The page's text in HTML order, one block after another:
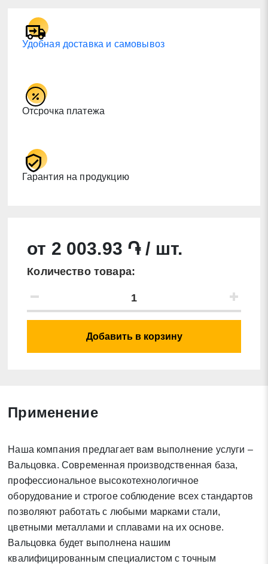
Поиск
Удобная доставка и самовывоз
Отсрочка платежа
Гарантия на продукцию
от 2 003.93 ֏ / шт.
Количество товара:
Добавить в корзину
Применение
Наша компания предлагает вам выполнение услуги –
Вальцовка. Современная производственная база,
профессиональное высокотехнологичное
оборудование и строгое соблюдение всех стандартов
позволяют работать с любыми марками стали,
цветными металлами и сплавами на их основе.
Вальцовка будет выполнена нашим
квалифицированным специалистом с точным